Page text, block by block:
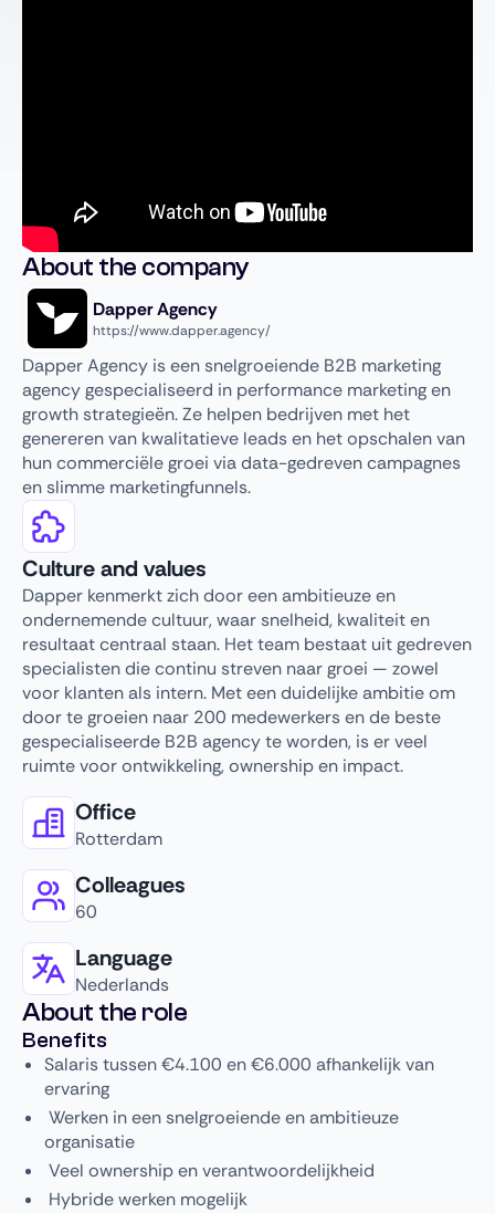
About the company
Dapper Agency
https://www.dapper.agency/
Dapper Agency is een snelgroeiende B2B marketing
agency gespecialiseerd in performance marketing en
growth strategieën. Ze helpen bedrijven met het
genereren van kwalitatieve leads en het opschalen van
hun commerciële groei via data-gedreven campagnes
en slimme marketingfunnels.
Culture and values
Dapper kenmerkt zich door een ambitieuze en
ondernemende cultuur, waar snelheid, kwaliteit en
resultaat centraal staan. Het team bestaat uit gedreven
specialisten die continu streven naar groei — zowel
voor klanten als intern. Met een duidelijke ambitie om
door te groeien naar 200 medewerkers en de beste
gespecialiseerde B2B agency te worden, is er veel
ruimte voor ontwikkeling, ownership en impact.
Office
Rotterdam
Colleagues
60
Language
Nederlands
About the role
Benefits
Salaris tussen €4.100 en €6.000 afhankelijk van
ervaring
Werken in een snelgroeiende en ambitieuze
organisatie
Veel ownership en verantwoordelijkheid
Hybride werken mogelijk